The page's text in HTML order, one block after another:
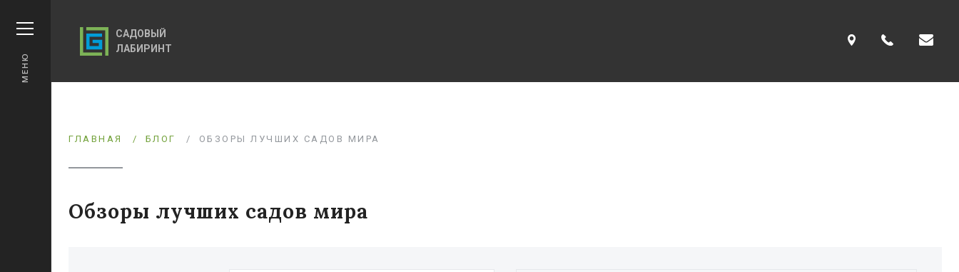
САДОВЫЙ
ЛАБИРИНТ
ГЛАВНАЯ БЛОГ ОБЗОРЫ ЛУЧШИХ САДОВ МИРА
Обзоры лучших садов мира
МЕНЮ